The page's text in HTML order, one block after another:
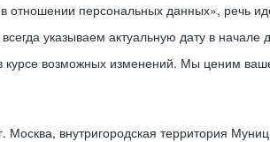
отношении персональных данных», речь
указываем актуальную дату в начале
возможных изменений. Мы ценим
внутригородская территория